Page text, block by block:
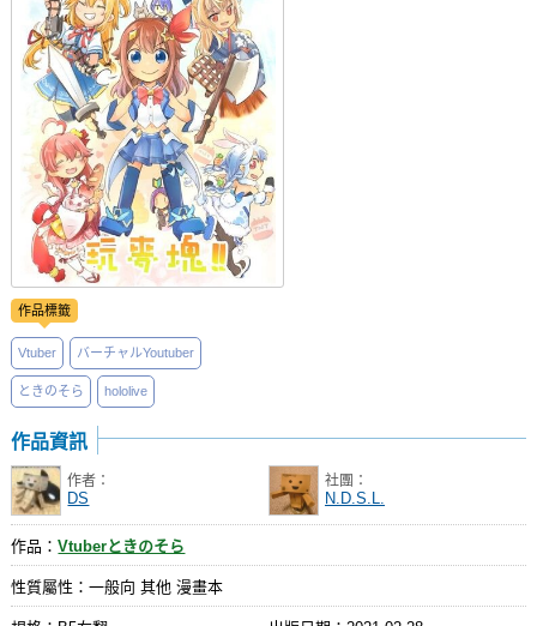
登入
作品標籤
Vtuber バーチャルYoutuber
ときのそら hololive
作品資訊
作者：
DS
社團：
N.D.S.L.
作品：Vtuberときのそら
性質屬性：一般向 其他 漫畫本